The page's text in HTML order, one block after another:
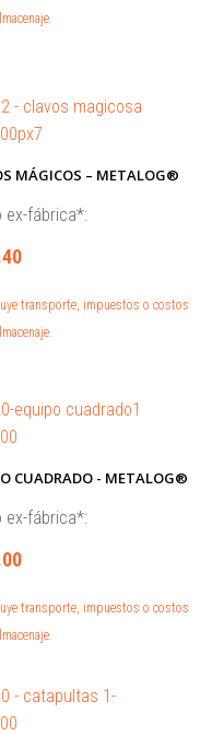
MÁGICOS – METALOG®
ex-fábrica*:
transporte, impuestos o costos
CUADRADO - METALOG®
ex-fábrica*:
transporte, impuestos o costos